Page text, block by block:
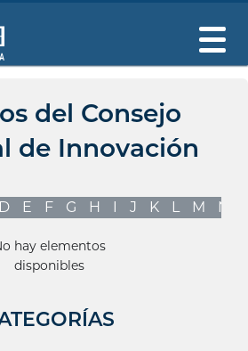
del Consejo
de Innovación
D E F G H I J K L M N
hay elementos
disponibles